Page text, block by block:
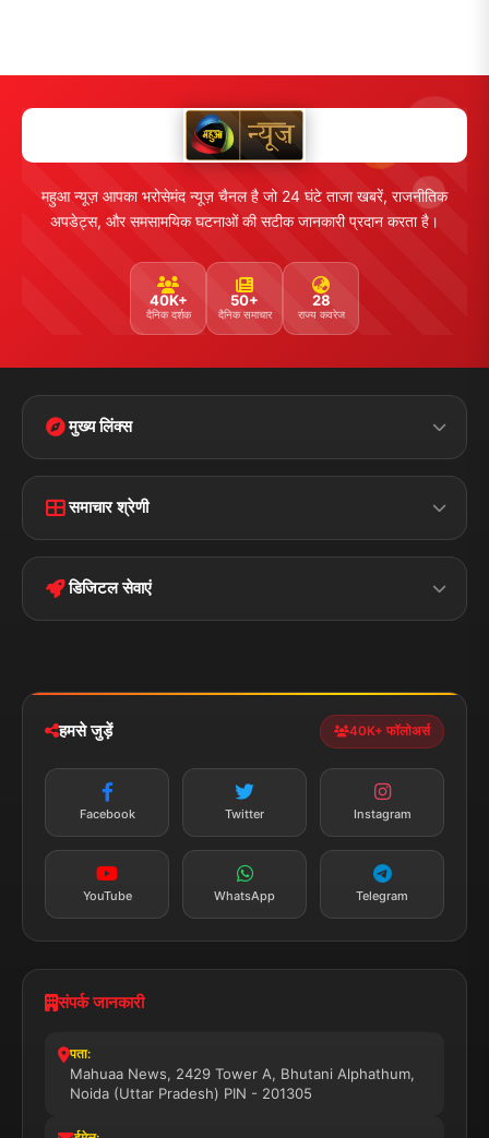
महुआ न्यूज़ आपका भरोसेमंद न्यूज़ चैनल है जो 24 घंटे ताजा खबरें, राजनीतिक
अपडेट्स, और समसामयिक घटनाओं की सटीक जानकारी प्रदान करता है।
40K+
दैनिक दर्शक
50+
दैनिक समाचार
28
राज्य कवरेज
मुख्य लिंक्स
Disclaimer
Terms &
Privacy Policy
समाचार श्रेणी
पॉलिटिकल झारखण्ड
डिजिटल सेवाएं
न्यूज़ अलर्ट
सब्सक्राइब करें
हमसे जुड़ें 40K+ फॉलोअर्स
Facebook Twitter Instagram
YouTube WhatsApp Telegram
संपर्क जानकारी
पता:
Mahuaa News, 2429 Tower A, Bhutani Alphathum,
Noida (Uttar Pradesh) PIN - 201305